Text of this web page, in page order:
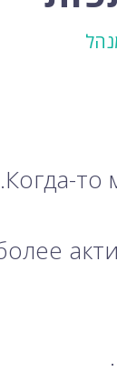
Когда-